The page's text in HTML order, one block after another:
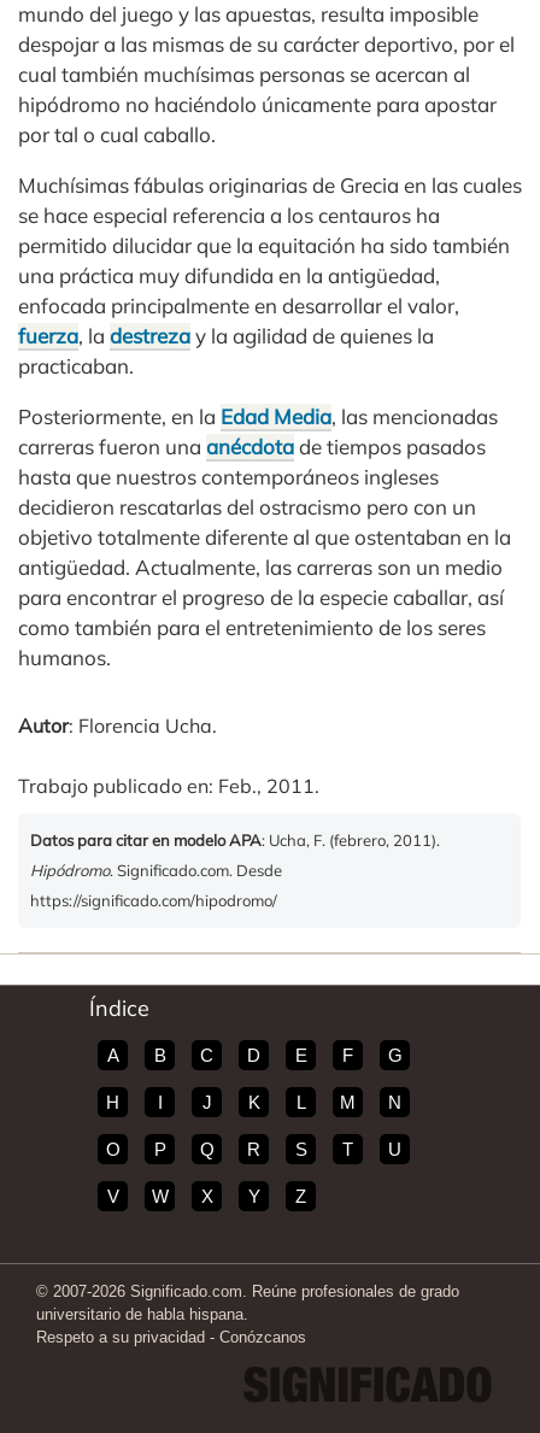
mundo del juego y las apuestas, resulta imposible
despojar a las mismas de su carácter deportivo, por el
cual también muchísimas personas se acercan al
hipódromo no haciéndolo únicamente para apostar
por tal o cual caballo.
Muchísimas fábulas originarias de Grecia en las cuales
se hace especial referencia a los centauros ha
permitido dilucidar que la equitación ha sido también
una práctica muy difundida en la antigüedad,
enfocada principalmente en desarrollar el valor,
fuerza, la destrezay la agilidad de quienes la
practicaban.
Posteriormente, en la Edad Media, las mencionadas
carreras fueron una anécdotade tiempos pasados
hasta que nuestros contemporáneos ingleses
decidieron rescatarlas del ostracismo pero con un
objetivo totalmente diferente al que ostentaban en la
antigüedad. Actualmente, las carreras son un medio
para encontrar el progreso de la especie caballar, así
como también para el entretenimiento de los seres
humanos.
Autor: Florencia Ucha.
Trabajo publicado en: Feb., 2011.
Datos para citar en modelo APA: Ucha, F. (febrero, 2011).
Hipódromo. Significado.com. Desde
https://significado.com/hipodromo/
Índice
A B C D E F G
H I J K L M N
O P Q R S T U
V W X Y Z
© 2007-2026 Significado.com. Reúne profesionales de grado
universitario de habla hispana.
Respeto a su privacidad - Conózcanos